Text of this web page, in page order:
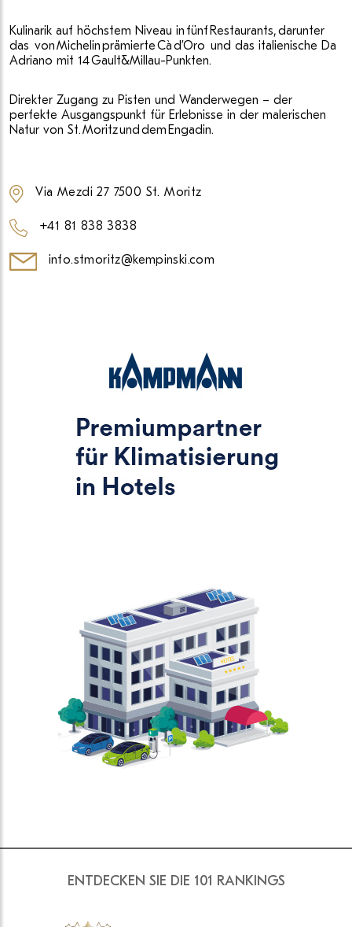
Kulinarik auf höchstem Niveau in fünf Restaurants, darunter
das von Michelin prämierte Cà d’Oro und das italienische Da
Adriano mit 14 Gault&Millau-Punkten.
Direkter Zugang zu Pisten und Wanderwegen – der
perfekte Ausgangspunkt für Erlebnisse in der malerischen
Natur von St. Moritz und dem Engadin.
Via Mezdi 27 7500 St. Moritz
+41 81 838 3838
info.stmoritz@kempinski.com
ENTDECKEN SIE DIE 101 RANKINGS